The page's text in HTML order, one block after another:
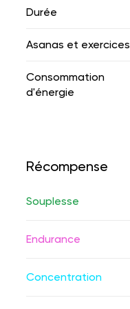
Durée
Asanas et exercices
Consommation
d'énergie
Récompense
Souplesse
Endurance
Concentration